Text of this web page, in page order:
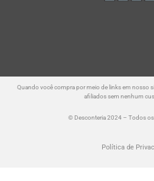
Quando você compra por meio de links em nosso
afiliados sem nenhum
© Desconteria 2024 – Todos
Política de